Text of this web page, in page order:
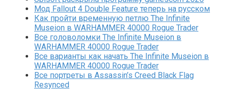
Мод Fallout 4 Double Feature теперь на русском
Как пройти временную петлю The Infinite
Museion в WARHAMMER 40000 Rogue Trader
Все головоломки The Infinite Museion в
WARHAMMER 40000 Rogue Trader
Все варианты как начать The Infinite Museion в
WARHAMMER 40000 Rogue Trader
Все портреты в Assassin’s Creed Black Flag
Resynced